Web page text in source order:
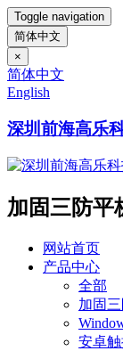
Toggle navigation
简体中文
×
简体中文
English
深圳前海高乐
加固三防平
网站首页
产品中心
全部
加固
安卓